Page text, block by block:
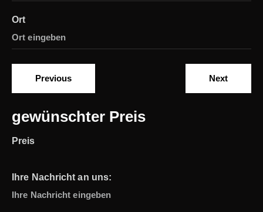
Ort
Previous Next
gewünschter Preis
Preis
Ihre Nachricht an uns: